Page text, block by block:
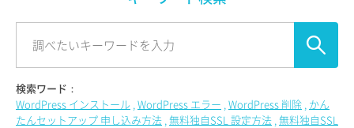
検索ワード：
WordPress インストール WordPress エラー WordPress 削除 かん
たんセットアップ 申し込み方法 無料独自SSL 設定方法 無料独自SSL